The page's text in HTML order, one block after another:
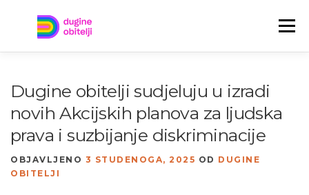
Izbornik
JAVITE NAM SE! NOVOSTI ENGLISH
Dugine obitelji sudjeluju u izradi
novih Akcijskih planova za ljudska
prava i suzbijanje diskriminacije
OBJAVLJENO 3 STUDENOGA, 2025 OD DUGINE
OBITELJI